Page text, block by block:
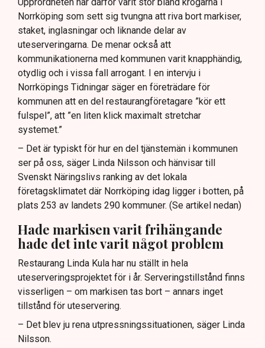
Norrköping som sett sig tvungna att riva bort markiser,
staket, inglasningar och liknande delar av
uteserveringarna. De menar också att
kommunikationerna med kommunen varit knapphändig,
otydlig och i vissa fall arrogant. I en intervju i
Norrköpings Tidningar säger en företrädare för
kommunen att en del restaurangföretagare ”kör ett
fulspel”, att ”en liten klick maximalt stretchar
systemet.”
– Det är typiskt för hur en del tjänstemän i kommunen
ser på oss, säger Linda Nilsson och hänvisar till
Svenskt Näringslivs ranking av det lokala
företagsklimatet där Norrköping idag ligger i botten, på
plats 253 av landets 290 kommuner. (Se artikel nedan)
Hade markisen varit frihängande
hade det inte varit något problem
Restaurang Linda Kula har nu ställt in hela
uteserveringsprojektet för i år. Serveringstillstånd finns
visserligen – om markisen tas bort – annars inget
tillstånd för uteservering.
– Det blev ju rena utpressningssituationen, säger Linda
Nilsson.